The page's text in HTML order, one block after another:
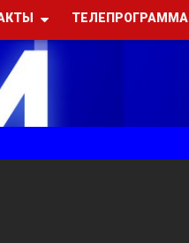
ТЕЛЕПРОГРАММА